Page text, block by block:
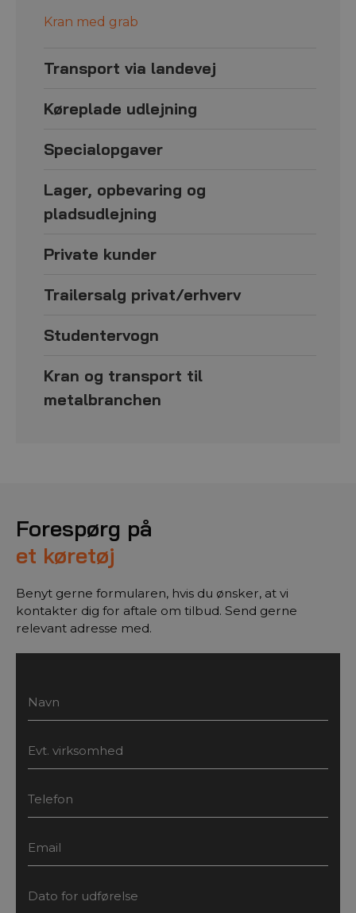
Kran med grab
Transport via landevej
Køreplade udlejning
Specialopgaver
Lager, opbevaring og
pladsudlejning
Private kunder
Trailersalg privat/erhverv
Studentervogn
Kran og transport til
metalbranchen
Forespørg på
et køretøj
Benyt gerne formularen, hvis du ønsker, at vi
kontakter dig for aftale om tilbud. Send gerne
relevant adresse med.